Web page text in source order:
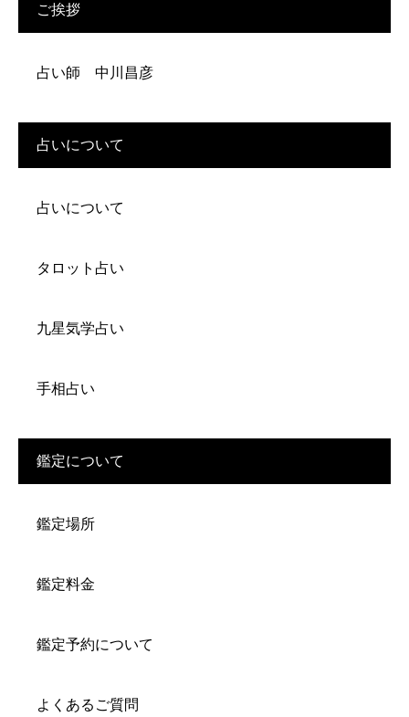
ご挨拶
占い師 中川昌彦
占いについて
占いについて
タロット占い
九星気学占い
手相占い
鑑定について
鑑定場所
鑑定料金
鑑定予約について
よくあるご質問